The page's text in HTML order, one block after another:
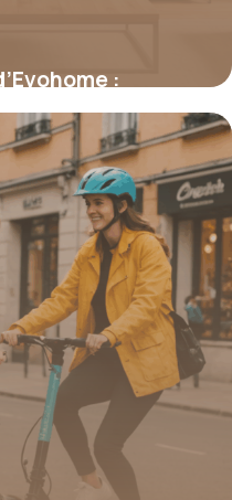
:
intelligente
jusqu’à